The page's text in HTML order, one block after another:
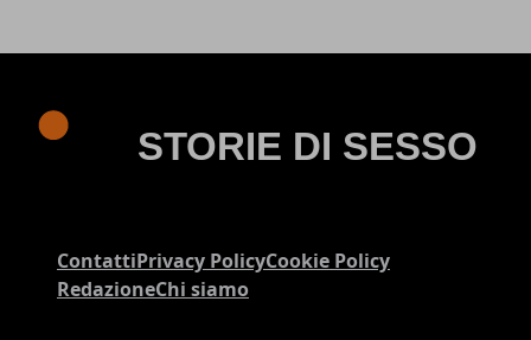
ContattiPrivacy PolicyCookie Policy
RedazioneChi siamo